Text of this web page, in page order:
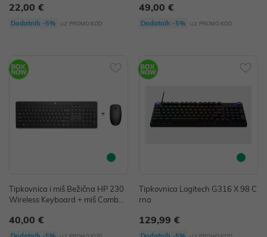
22,00 €
Dodatnih -5% uz PROMO KOD
49,00 €
Dodatnih -5% uz PROMO KOD
Tipkovnica i miš Bežična HP 230
Wireless Keyboard + miš Combo c
40,00 €
Tipkovnica Logitech G316 X 98 C
rna
129,99 €